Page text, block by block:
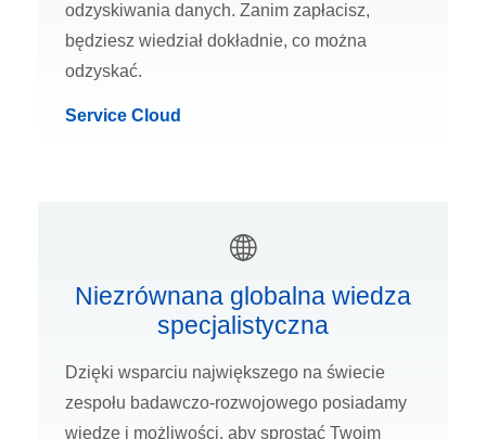
odzyskiwania danych. Zanim zapłacisz,
będziesz wiedział dokładnie, co można
odzyskać.
Service Cloud
Niezrównana globalna wiedza
specjalistyczna
Dzięki wsparciu największego na świecie
zespołu badawczo-rozwojowego posiadamy
wiedzę i możliwości, aby sprostać Twoim